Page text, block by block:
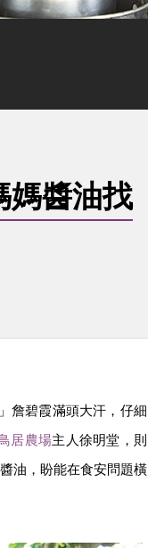
媽醬油找
詹碧霞滿頭大汗，仔細
居農場主人徐明堂，則
油，盼能在食安問題橫